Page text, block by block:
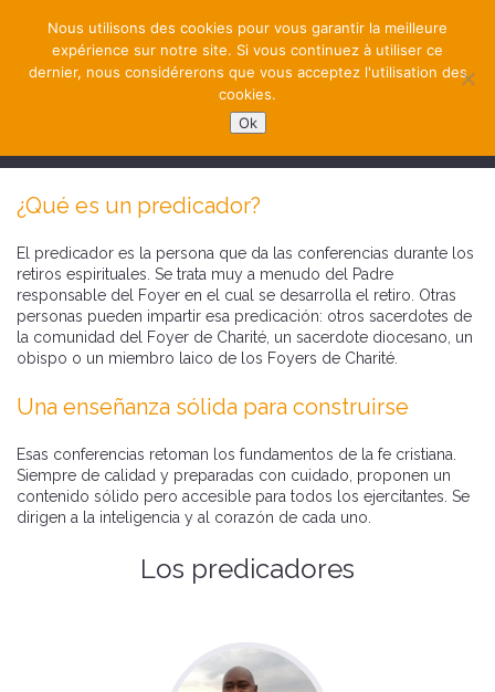
¿Qué es un predicador?
El predicador es la persona que da las conferencias durante los
retiros espirituales. Se trata muy a menudo del Padre
responsable del Foyer en el cual se desarrolla el retiro. Otras
personas pueden impartir esa predicación: otros sacerdotes de
la comunidad del Foyer de Charité, un sacerdote diocesano, un
obispo o un miembro laico de los Foyers de Charité.
Una enseñanza sólida para construirse
Esas conferencias retoman los fundamentos de la fe cristiana.
Siempre de calidad y preparadas con cuidado, proponen un
contenido sólido pero accesible para todos los ejercitantes. Se
dirigen a la inteligencia y al corazón de cada uno.
Los predicadores
Nous utilisons des cookies pour vous garantir la meilleure
expérience sur notre site. Si vous continuez à utiliser ce
dernier, nous considérerons que vous acceptez l'utilisation des
cookies.
Ok